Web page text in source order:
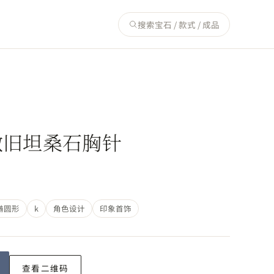
搜索宝石 / 款式 / 成品
坦桑石胸针
圆形 k 角色设计 印象首饰
查看二维码